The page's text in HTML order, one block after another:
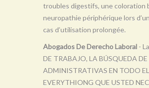
troubles digestifs, une coloration
neuropathie périphérique lors
cas d’utilisation prolongée.
Abogados De Derecho Laboral -
DE TRABAJO, LA BÚSQUEDA
ADMINISTRATIVAS EN TODO
EVERYTHIONG QUE USTED